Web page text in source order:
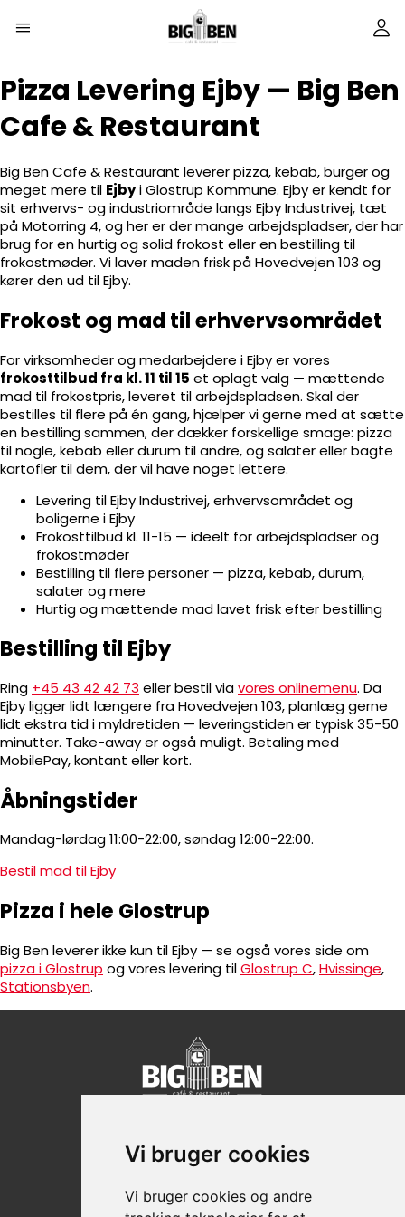
Vi bruger cookies
Vi bruger cookies og andre
Pizza Levering Ejby — Big Ben
Cafe & Restaurant
Big Ben Cafe & Restaurant leverer pizza, kebab, burger og
meget mere til Ejbyi Glostrup Kommune. Ejby er kendt for
sit erhvervs- og industriområde langs Ejby Industrivej, tæt
på Motorring 4, og her er der mange arbejdspladser, der har
brug for en hurtig og solid frokost eller en bestilling til
frokostmøder. Vi laver maden frisk på Hovedvejen 103 og
kører den ud til Ejby.
Frokost og mad til erhvervsområdet
For virksomheder og medarbejdere i Ejby er vores
frokosttilbud fra kl. 11 til 15 et oplagt valg — mættende
mad til frokostpris, leveret til arbejdspladsen. Skal der
bestilles til flere på én gang, hjælper vi gerne med at sætte
en bestilling sammen, der dækker forskellige smage: pizza
til nogle, kebab eller durum til andre, og salater eller bagte
kartofler til dem, der vil have noget lettere.
Levering til Ejby Industrivej, erhvervsområdet og
boligerne i Ejby
Frokosttilbud kl. 11-15 — ideelt for arbejdspladser og
frokostmøder
Bestilling til flere personer — pizza, kebab, durum,
salater og mere
Hurtig og mættende mad lavet frisk efter bestilling
Bestilling til Ejby
Ring +45 43 42 42 73 eller bestil viavores onlinemenu. Da
Ejby ligger lidt længere fra Hovedvejen 103, planlæg gerne
lidt ekstra tid i myldretiden — leveringstiden er typisk 35-50
minutter. Take-away er også muligt. Betaling med
MobilePay, kontant eller kort.
Åbningstider
Mandag-lørdag 11:00-22:00, søndag 12:00-22:00.
Bestil mad til Ejby
Pizza i hele Glostrup
Big Ben leverer ikke kun til Ejby — se også vores side om
pizza i Glostrup og vores levering tilGlostrup C,Hvissinge,
Stationsbyen.
43 42 42 73